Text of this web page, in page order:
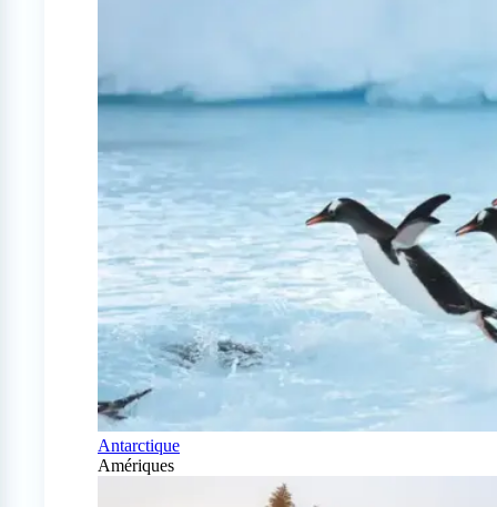
Antarctique
Amériques